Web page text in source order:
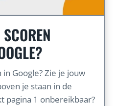
Google? Zie je jouw
je staan in de
pagina 1 onbereikbaar?